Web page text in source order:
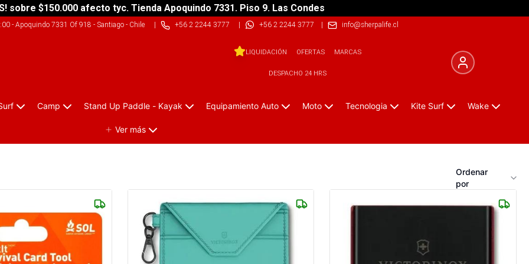
sobre $150.000 afecto tyc. Tienda Apoquindo 7331. Piso 9. Las Condes
- Apoquindo 7331 Of 918 - Santiago - Chile| +56 2 2244 3777 | +56 2 2244 3777 | info@sherpalife.cl
LIQUIDACIÓN OFERTAS MARCAS
DESPACHO 24 HRS
Camp Stand Up Paddle - Kayak Equipamiento Auto Moto Tecnologia Kite Surf Wake
Ver más
Ordenar
por